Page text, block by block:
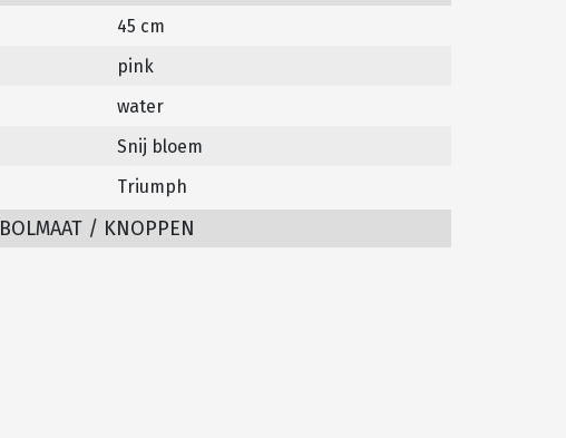
45 cm
pink
water
Snij bloem
Triumph
BOLMAAT / KNOPPEN